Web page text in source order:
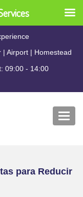
| Airport | Homestead
09:00 - 14:00
para Reducir